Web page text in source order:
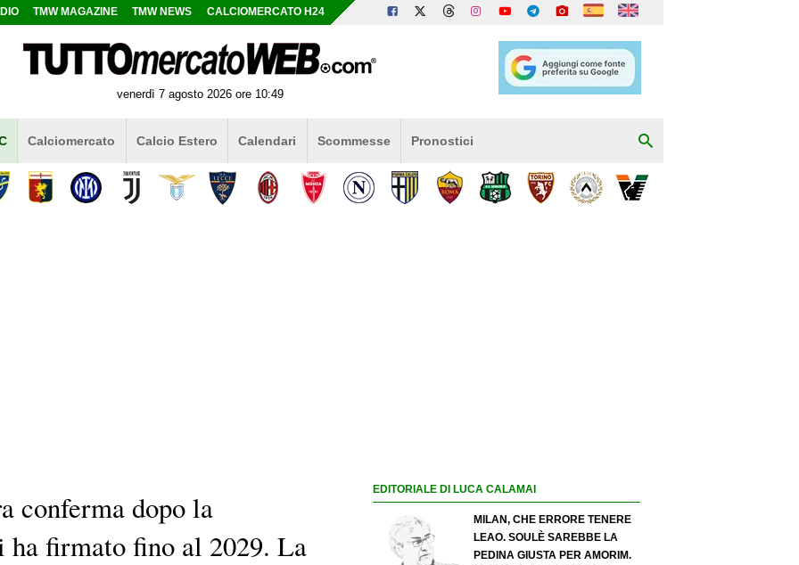
TMW MAGAZINE TMW NEWS CALCIOMERCATO H24
venerdì 7 agosto 2026 ore 10:49
Calciomercato Calcio Estero Calendari Scommesse Pronostici
conferma dopo la
firmato fino al 2029. La
EDITORIALE DI LUCA CALAMAI
MILAN, CHE ERRORE TENERE
LEAO. SOULÈ SAREBBE LA
PEDINA GIUSTA PER AMORIM.